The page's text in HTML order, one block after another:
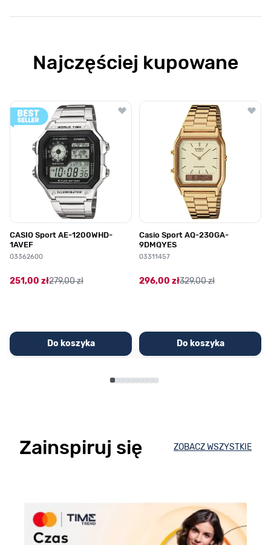
Najczęściej kupowane
Poruszanie się po elementach karuzeli jest możliwe za pomocą
Naciśnij, aby pominąć karuzelę
Naciśnij, aby przejść do nawigacji karuzeli
CASIO Sport AE-1200WHD-
1AVEF
03362600
251,00 zł279,00 zł
Do koszyka
Casio Sport AQ-230GA-
9DMQYES
03311457
296,00 zł329,00 zł
Do koszyka
Zainspiruj się ZOBACZ WSZYSTKIE